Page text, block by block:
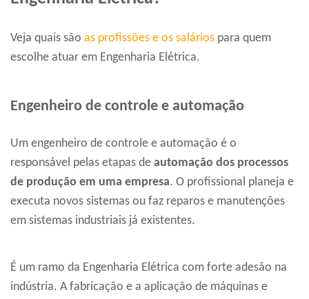
Veja quais são as profissões e os salários para quem
escolhe atuar em Engenharia Elétrica.
Engenheiro de controle e automação
Um engenheiro de controle e automação é o
responsável pelas etapas de automação dos processos
de produção em uma empresa. O profissional planeja e
executa novos sistemas ou faz reparos e manutenções
em sistemas industriais já existentes.
É um ramo da Engenharia Elétrica com forte adesão na
indústria. A fabricação e a aplicação de máquinas e